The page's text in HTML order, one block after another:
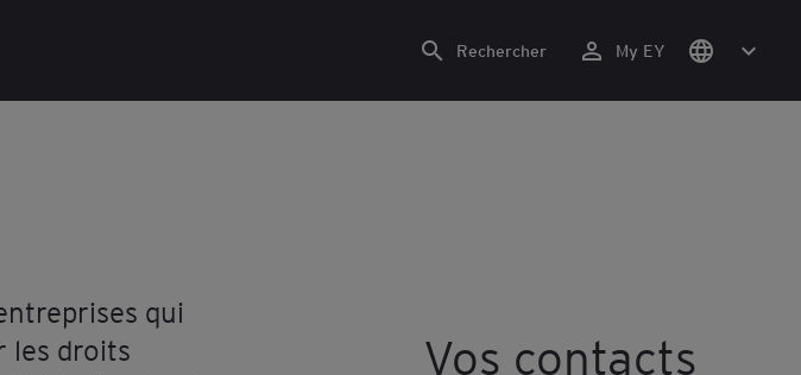
Rechercher My EY
qui
les droits
Vos contacts